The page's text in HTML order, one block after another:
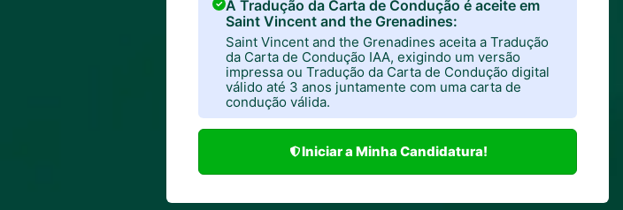
A Tradução da Carta de Condução é aceite em
Saint Vincent and the Grenadines:
Saint Vincent and the Grenadines aceita a Tradução
da Carta de Condução IAA, exigindo um versão
impressa ou Tradução da Carta de Condução digital
válido até 3 anos juntamente com uma carta de
condução válida.
Iniciar a Minha Candidatura!